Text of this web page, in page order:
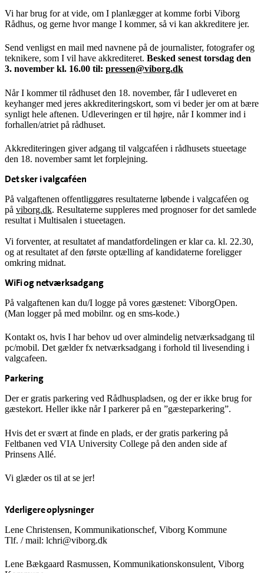
Vi har brug for at vide, om I planlægger at komme forbi Viborg
Rådhus, og gerne hvor mange I kommer, så vi kan akkreditere jer.
Send venligst en mail med navnene på de journalister, fotografer og
teknikere, som I vil have akkrediteret. Besked senest torsdag den
3. november kl. 16.00 til: pressen@viborg.dk
Når I kommer til rådhuset den 18. november, får I udleveret en
keyhanger med jeres akkrediteringskort, som vi beder jer om at bære
synligt hele aftenen. Udleveringen er til højre, når I kommer ind i
forhallen/atriet på rådhuset.
Akkrediteringen giver adgang til valgcaféen i rådhusets stueetage
den 18. november samt let forplejning.
Det sker i valgcaféen
På valgaftenen offentliggøres resultaterne løbende i valgcaféen og
på viborg.dk. Resultaterne suppleres med prognoser for det samlede
resultat i Multisalen i stueetagen.
Vi forventer, at resultatet af mandatfordelingen er klar ca. kl. 22.30,
og at resultatet af den første optælling af kandidaterne foreligger
omkring midnat.
WiFi og netværksadgang
På valgaftenen kan du/I logge på vores gæstenet: ViborgOpen.
(Man logger på med mobilnr. og en sms-kode.)
Kontakt os, hvis I har behov ud over almindelig netværksadgang til
pc/mobil. Det gælder fx netværksadgang i forhold til livesending i
valgcafeen.
Parkering
Der er gratis parkering ved Rådhuspladsen, og der er ikke brug for
gæstekort. Heller ikke når I parkerer på en ”gæsteparkering”.
Hvis det er svært at finde en plads, er der gratis parkering på
Feltbanen ved VIA University College på den anden side af
Prinsens Allé.
Vi glæder os til at se jer!
Yderligere oplysninger
Lene Christensen, Kommunikationschef, Viborg Kommune
Tlf. / mail: lchri@viborg.dk
Lene Bækgaard Rasmussen, Kommunikationskonsulent, Viborg